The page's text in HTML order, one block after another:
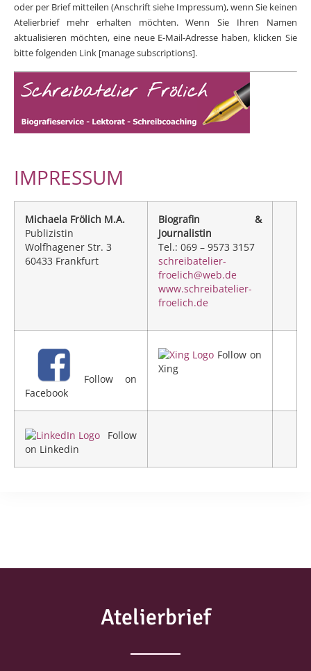
oder per Brief mitteilen (Anschrift siehe Impressum), wenn Sie keinen
Atelierbrief mehr erhalten möchten. Wenn Sie Ihren Namen
aktualisieren möchten, eine neue E-Mail-Adresse haben, klicken Sie
bitte folgenden Link [manage subscriptions].
IMPRESSUM
Michaela Frölich M.A.
Publizistin
Wolfhagener Str. 3
60433 Frankfurt
Biografin &
Journalistin
Tel.: 069 – 9573 3157
schreibatelier-
froelich@web.de
www.schreibatelier-
froelich.de
Follow on
Facebook
Follow on
Xing
Follow
on Linkedin
Atelierbrief